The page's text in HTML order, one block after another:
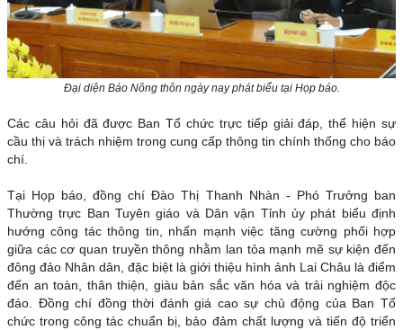
Đại diện Báo Nông thôn ngày nay phát biểu tại Họp báo.
Các câu hỏi đã được Ban Tổ chức trực tiếp giải đáp, thể hiện sự
cầu thị và trách nhiệm trong cung cấp thông tin chính thống cho báo
chí.
Tại Họp báo, đồng chí Đào Thị Thanh Nhàn - Phó Trưởng ban
Thường trực Ban Tuyên giáo và Dân vận Tỉnh ủy phát biểu định
hướng công tác thông tin, nhấn mạnh việc tăng cường phối hợp
giữa các cơ quan truyền thông nhằm lan tỏa mạnh mẽ sự kiện đến
đông đảo Nhân dân, đặc biệt là giới thiệu hình ảnh Lai Châu là điểm
đến an toàn, thân thiện, giàu bản sắc văn hóa và trải nghiệm độc
đáo. Đồng chí đồng thời đánh giá cao sự chủ động của Ban Tổ
chức trong công tác chuẩn bị, bảo đảm chất lượng và tiến độ triển